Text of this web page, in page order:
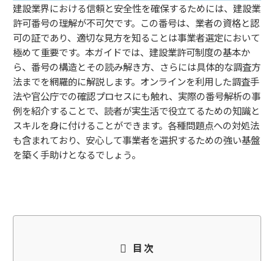
建設業界における信頼と安全性を確保するためには、建設業
許可番号の理解が不可欠です。この番号は、業者の資格と認
可の証であり、適切な見方を知ることは事業者選定において
極めて重要です。本ガイドでは、建設業許可制度の基本か
ら、番号の構造とその読み解き方、さらには具体的な調査方
法までを網羅的に解説します。オンラインを利用した調査手
法や官公庁での確認プロセスにも触れ、実際の番号解析の事
例を紹介することで、読者が実生活で役立てるための知識と
スキルを身に付けることができます。各種問題点への対処法
も含まれており、安心して事業者を選択するための強い基盤
を築く手助けとなるでしょう。
目次